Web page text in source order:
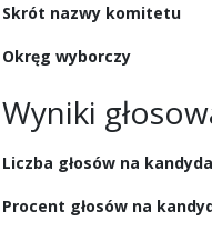
Skrót nazwy komitetu
Okręg wyborczy
Wyniki
Liczba głosów na
Procent głosów na